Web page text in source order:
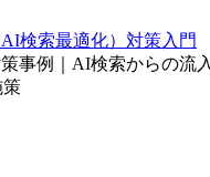
検索最適化）対策入門
事例｜AI検索からの流
策